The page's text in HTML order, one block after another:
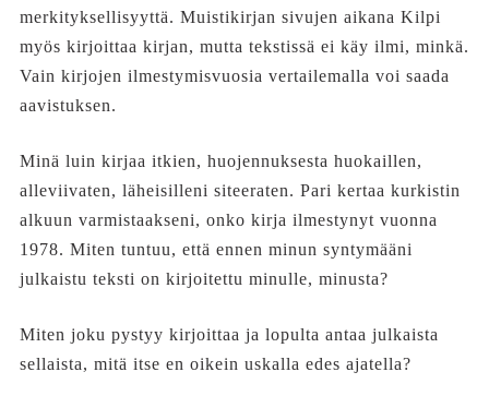
merkityksellisyyttä. Muistikirjan sivujen aikana Kilpi
myös kirjoittaa kirjan, mutta tekstissä ei käy ilmi, minkä.
Vain kirjojen ilmestymisvuosia vertailemalla voi saada
aavistuksen.
Minä luin kirjaa itkien, huojennuksesta huokaillen,
alleviivaten, läheisilleni siteeraten. Pari kertaa kurkistin
alkuun varmistaakseni, onko kirja ilmestynyt vuonna
1978. Miten tuntuu, että ennen minun syntymääni
julkaistu teksti on kirjoitettu minulle, minusta?
Miten joku pystyy kirjoittaa ja lopulta antaa julkaista
sellaista, mitä itse en oikein uskalla edes ajatella?